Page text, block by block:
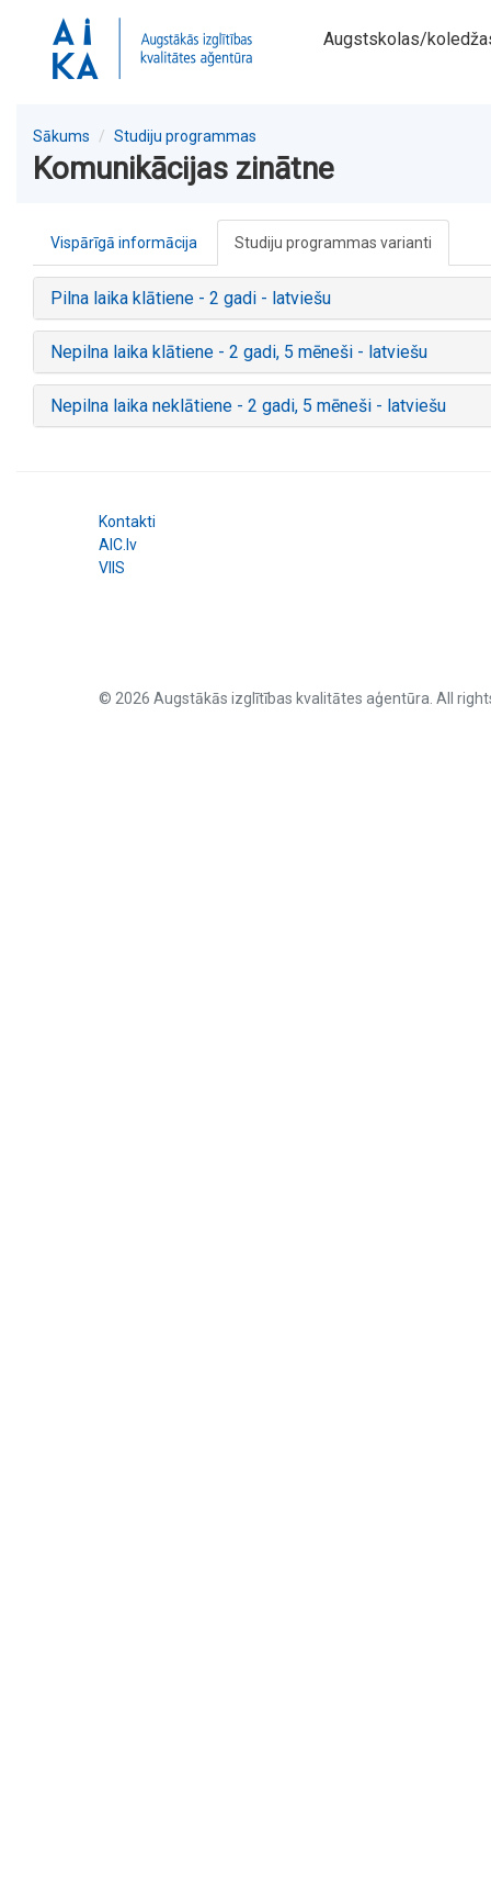
Augstskolas/
Sākums Studiju programmas
Komunikācijas zinātne
Vispārīgā informācija Studiju programmas varianti
Pilna laika klātiene - 2 gadi - latviešu
Nepilna laika klātiene - 2 gadi, 5 mēneši - latviešu
Nepilna laika neklātiene - 2 gadi, 5 mēneši - latviešu
Kontakti
AIC.lv
VIIS
© 2026 Augstākās izglītības kvalitātes aģentūra. All